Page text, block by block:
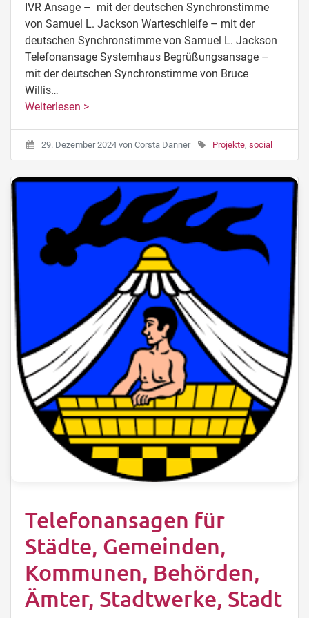
IVR Ansage – mit der deutschen Synchronstimme
von Samuel L. Jackson Warteschleife – mit der
deutschen Synchronstimme von Samuel L. Jackson
Telefonansage Systemhaus Begrüßungsansage –
mit der deutschen Synchronstimme von Bruce
Willis…
Weiterlesen >
29. Dezember 2024 von Corsta Danner Projekte, social
Telefonansagen für
Städte, Gemeinden,
Kommunen, Behörden,
Ämter, Stadtwerke, Stadt